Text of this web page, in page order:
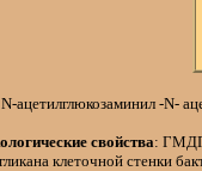
N-ацетилглюкозаминил -N-
свойства:
клеточной стенки